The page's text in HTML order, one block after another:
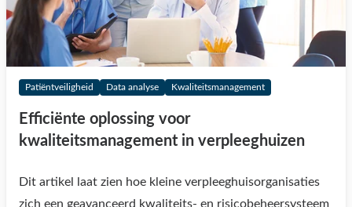
Patiëntveiligheid Data analyse Kwaliteitsmanagement
Efficiënte oplossing voor
kwaliteitsmanagement in verpleeghuizen
Dit artikel laat zien hoe kleine verpleeghuisorganisaties
zich een geavanceerd kwaliteits- en risicobeheersysteem